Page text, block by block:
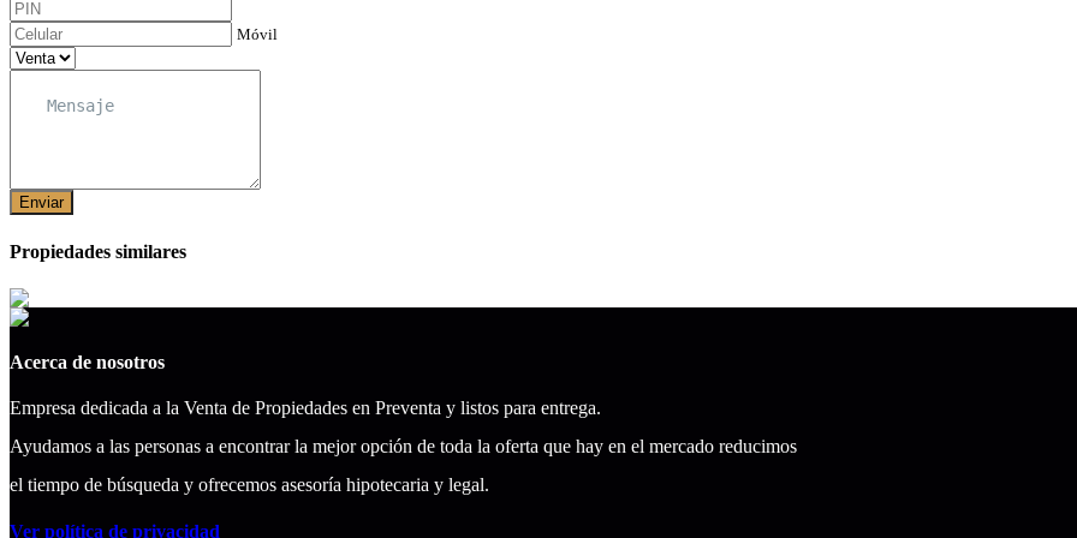
Móvil
Enviar
Propiedades similares
Acerca de nosotros
Empresa dedicada a la Venta de Propiedades en Preventa y listos para entrega.
Ayudamos a las personas a encontrar la mejor opción de toda la oferta que hay en el mercado reducimos
el tiempo de búsqueda y ofrecemos asesoría hipotecaria y legal.
Ver política de privacidad